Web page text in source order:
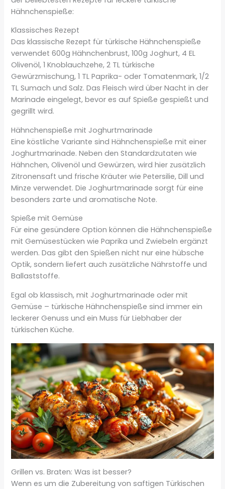
Hähnchenspieße:
Klassisches Rezept
Das klassische Rezept für türkische Hähnchenspieße
verwendet 600g Hähnchenbrust, 100g Joghurt, 4 EL
Olivenöl, 1 Knoblauchzehe, 2 TL türkische
Gewürzmischung, 1 TL Paprika- oder Tomatenmark, 1/2
TL Sumach und Salz. Das Fleisch wird über Nacht in der
Marinade eingelegt, bevor es auf Spieße gespießt und
gegrillt wird.
Hähnchenspieße mit Joghurtmarinade
Eine köstliche Variante sind Hähnchenspieße mit einer
Joghurtmarinade. Neben den Standardzutaten wie
Hähnchen, Olivenöl und Gewürzen, wird hier zusätzlich
Zitronensaft und frische Kräuter wie Petersilie, Dill und
Minze verwendet. Die Joghurtmarinade sorgt für eine
besonders zarte und aromatische Note.
Spieße mit Gemüse
Für eine gesündere Option können die Hähnchenspieße
mit Gemüsestücken wie Paprika und Zwiebeln ergänzt
werden. Das gibt den Spießen nicht nur eine hübsche
Optik, sondern liefert auch zusätzliche Nährstoffe und
Ballaststoffe.
Egal ob klassisch, mit Joghurtmarinade oder mit
Gemüse – türkische Hähnchenspieße sind immer ein
leckerer Genuss und ein Muss für Liebhaber der
türkischen Küche.
Grillen vs. Braten: Was ist besser?
Wenn es um die Zubereitung von saftigen Türkischen